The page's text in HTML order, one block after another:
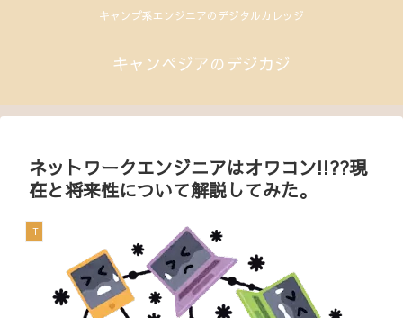
キャンプ系エンジニアのデジタルカレッジ
キャンペジアのデジカジ
ネットワークエンジニアはオワコン!!??現
在と将来性について解説してみた。
IT